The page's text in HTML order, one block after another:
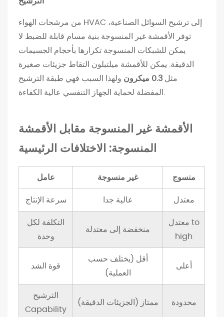
.
3
ا
ل
م
ن
ج
ا
ل
أ
ر
ض
و
ا
ل
ه
من مرشحات الهواء HVAC إلى ترشيح السوائل الصناعية،
توفر الأقمشة غير المنسوجة بنية مسام قابلة للضبط لا
يمكن للشبكات المنسوجة تكرارها بأحجام الجسيمات
الدقيقة. يمكن للأقمشة ميلتبلون التقاط جزيئات صغيرة
مثل 0.3 ميكرون
ولهذا السبب فهي طبقة الترشيح
الأقمشة غير المنسوجة مقابل الأقمشة
المنسوجة: الاختلافات الرئيسية
عامل غير منسوجة منسوج
سرعة الإنتاج عالية جدا معتدل
التكلفة لكل
وحدة
منخفضة إلى معتدلة
معتدل to
high
قوة الشد
أقل (يختلف حسب
العملية)
أعلى
الترشيح
Capability
ممتاز (الجزيئات الدقيقة) محدودة